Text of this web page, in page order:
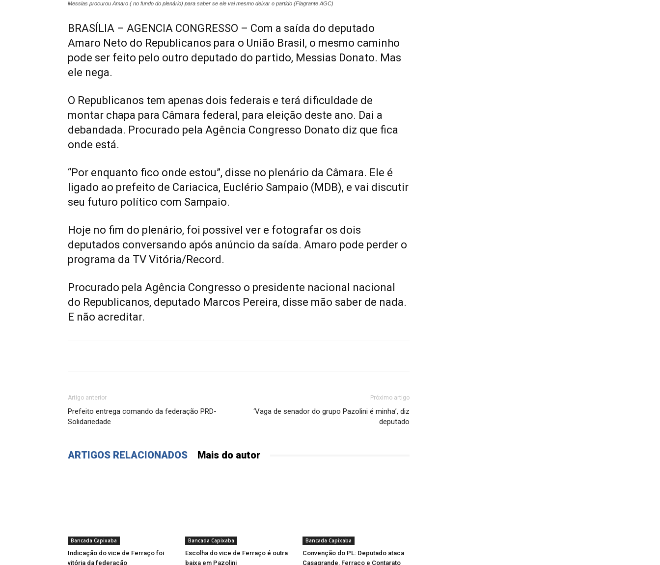
Messias procurou Amaro ( no fundo do plenário) para saber se ele vai mesmo deixar o partido (Flagrante AGC)
BRASÍLIA – AGENCIA CONGRESSO – Com a saída do deputado
Amaro Neto do Republicanos para o União Brasil, o mesmo caminho
pode ser feito pelo outro deputado do partido, Messias Donato. Mas
ele nega.
O Republicanos tem apenas dois federais e terá dificuldade de
montar chapa para Câmara federal, para eleição deste ano. Dai a
debandada. Procurado pela Agência Congresso Donato diz que fica
onde está.
“Por enquanto fico onde estou”, disse no plenário da Câmara. Ele é
ligado ao prefeito de Cariacica, Euclério Sampaio (MDB), e vai discutir
seu futuro político com Sampaio.
Hoje no fim do plenário, foi possível ver e fotografar os dois
deputados conversando após anúncio da saída. Amaro pode perder o
programa da TV Vitória/Record.
Procurado pela Agência Congresso o presidente nacional nacional
do Republicanos, deputado Marcos Pereira, disse mão saber de nada.
E não acreditar.
Artigo anterior
Prefeito entrega comando da federação PRD-
Solidariedade
Próximo artigo
‘Vaga de senador do grupo Pazolini é minha’, diz
deputado
ARTIGOS RELACIONADOS Mais do autor
Bancada Capixaba
Indicação do vice de Ferraço foi
vitória da federação
Bancada Capixaba
Escolha do vice de Ferraço é outra
baixa em Pazolini
Bancada Capixaba
Convenção do PL: Deputado ataca
Casagrande, Ferraço e Contarato